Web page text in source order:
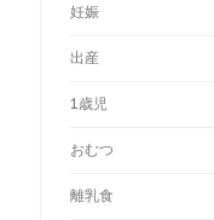
妊娠
出産
1歳児
おむつ
離乳食